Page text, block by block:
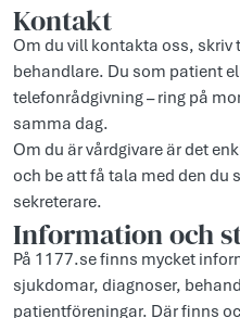
Kontakt
Om du vill kontakta oss, skriv
behandlare. Du som patient
telefonrådgivning – ring på
samma dag.
Om du är vårdgivare är det
och be att få tala med den du
sekreterare.
Information och
På 1177.se finns mycket
sjukdomar, diagnoser,
patientföreningar. Där finns